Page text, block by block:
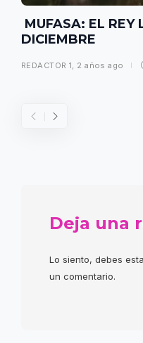
MUFASA: EL REY
DICIEMBRE
REDACTOR 1, 2 años ago
Deja una
Lo siento, debes
un comentario.